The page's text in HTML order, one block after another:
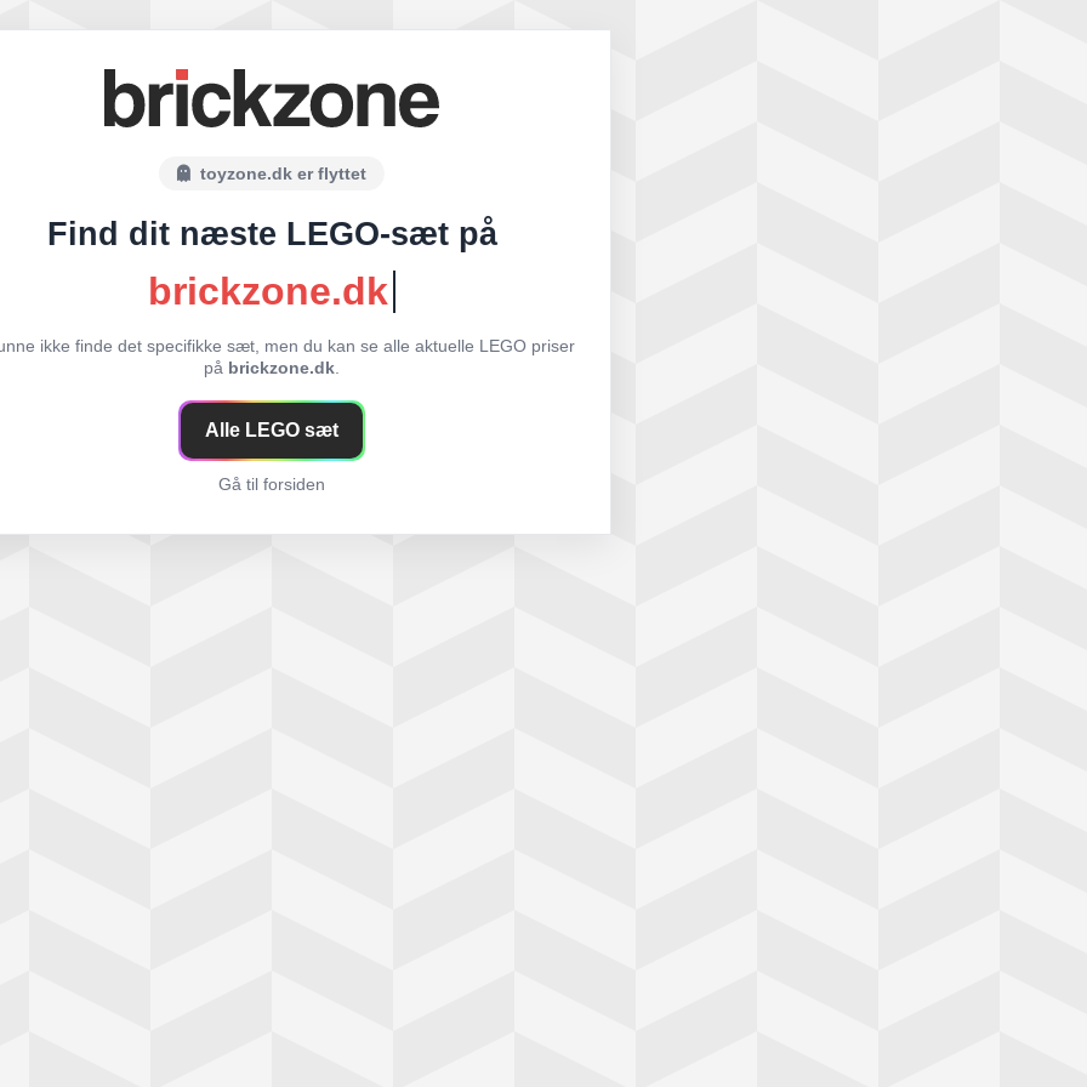
toyzone.dk er flyttet
Find dit næste LEGO-sæt på
brickzone.dk
ikke finde det specifikke sæt, men du kan se alle aktuelle LEGO priser
på brickzone.dk.
Alle LEGO sæt
Gå til forsiden